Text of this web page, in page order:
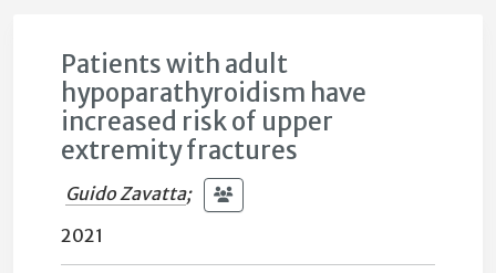
Patients with adult
hypoparathyroidism have
increased risk of upper
extremity fractures
Guido Zavatta;
2021